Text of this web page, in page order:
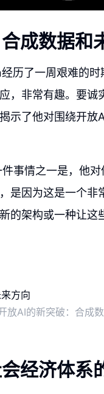
成数据和
历了一周艰难的
，非常有趣。要
示了他对围绕开
事情之一是，他
是因为这是一个
的架构或一种让这
放AI的新突破：合成
经济体系